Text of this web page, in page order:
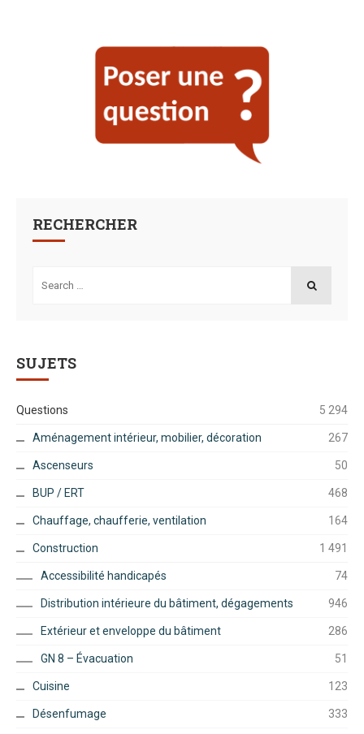
RECHERCHER
for:
SUJETS
Questions 5 294
Aménagement intérieur, mobilier, décoration 267
Ascenseurs 50
BUP / ERT 468
Chauffage, chaufferie, ventilation 164
Construction 1 491
Accessibilité handicapés 74
Distribution intérieure du bâtiment, dégagements 946
Extérieur et enveloppe du bâtiment 286
GN 8 – Évacuation 51
Cuisine 123
Désenfumage 333